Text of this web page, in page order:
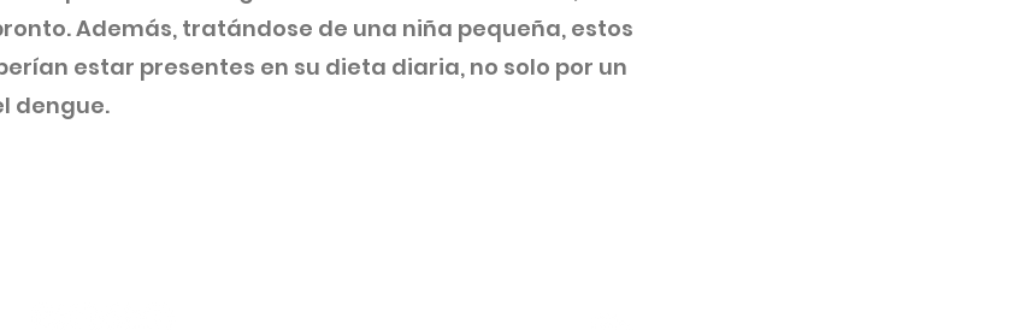
Además, tratándose de una niña pequeña, estos
estar presentes en su dieta diaria, no solo por un
dengue.